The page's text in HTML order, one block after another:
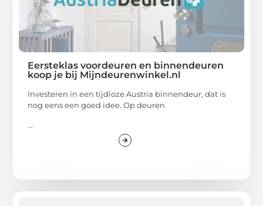
Eersteklas voordeuren en binnendeuren
koop je bij Mijndeurenwinkel.nl
Investeren in een tijdloze Austria binnendeur, dat is
nog eens een goed idee. Op deuren
...